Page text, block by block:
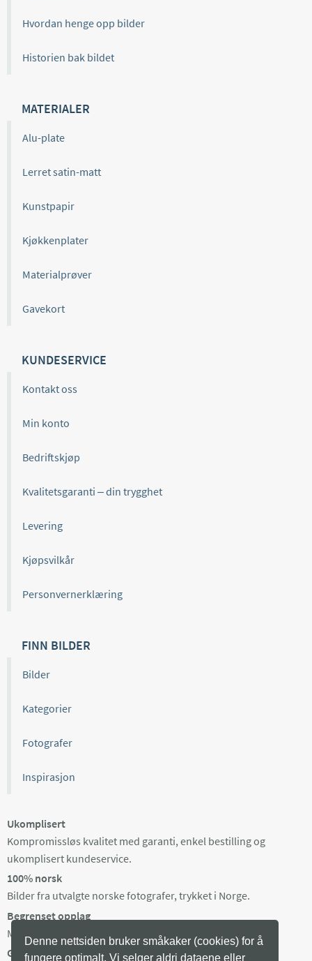
Hvordan henge opp bilder
Historien bak bildet
MATERIALER
Alu-plate
Lerret satin-matt
Kunstpapir
Kjøkkenplater
Materialprøver
Gavekort
KUNDESERVICE
Kontakt oss
Min konto
Bedriftskjøp
Kvalitetsgaranti – din trygghet
Levering
Kjøpsvilkår
Personvernerklæring
FINN BILDER
Bilder
Kategorier
Fotografer
Inspirasjon
Ukomplisert
Kompromissløs kvalitet med garanti, enkel bestilling og
ukomplisert kundeservice.
100% norsk
Bilder fra utvalgte norske fotografer, trykket i Norge.
Begrenset opplag
Maks 100 eksemplarer av hvert bilde, trykket på bestilling.
Gratis frakt i Norge
Denne nettsiden bruker småkaker (cookies) for å
fungere optimalt. Vi selger aldri dataene eller